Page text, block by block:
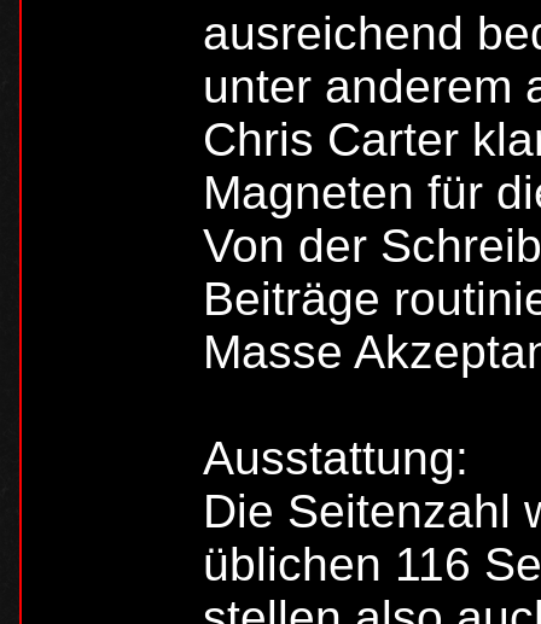
ausreichend
unter anderem
Chris Carter
Magneten für
Von der
Beiträge
Masse
Ausstattung:
Die Seitenzahl
üblichen 116